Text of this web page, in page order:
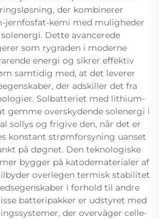
der kombinerer
jernfosfat-kemi med muligheder
Dette avancerede
som rygraden i moderne
energi og sikrer effektiv
samtidig med, at det leverer
der adskiller det fra
Solbatteriet med lithium-
gemme overskydende solenergi i
sollys og frigive den, når det er
konstant strømforsyning uanset
på døgnet. Den teknologiske
bygger på katodematerialer af
overlegen termisk stabilitet
i forhold til andre
batteripakker er udstyret med
der overvåger celle-